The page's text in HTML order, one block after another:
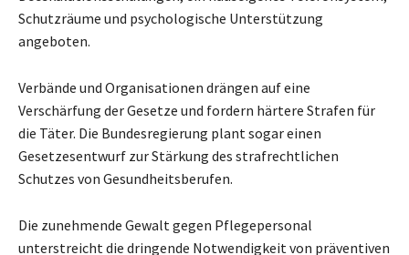
Schutzräume und psychologische Unterstützung
angeboten.
Verbände und Organisationen drängen auf eine
Verschärfung der Gesetze und fordern härtere Strafen für
die Täter. Die Bundesregierung plant sogar einen
Gesetzesentwurf zur Stärkung des strafrechtlichen
Schutzes von Gesundheitsberufen.
Die zunehmende Gewalt gegen Pflegepersonal
unterstreicht die dringende Notwendigkeit von präventiven